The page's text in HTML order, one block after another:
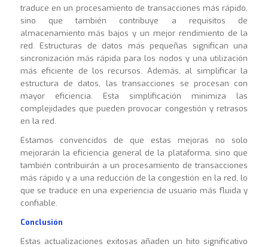
traduce en un procesamiento de transacciones más rápido,
sino que también contribuye a requisitos de
almacenamiento más bajos y un mejor rendimiento de la
red. Estructuras de datos más pequeñas significan una
sincronización más rápida para los nodos y una utilización
más eficiente de los recursos. Además, al simplificar la
estructura de datos, las transacciones se procesan con
mayor eficiencia. Esta simplificación minimiza las
complejidades que pueden provocar congestión y retrasos
en la red.
Estamos convencidos de que estas mejoras no solo
mejorarán la eficiencia general de la plataforma, sino que
también contribuirán a un procesamiento de transacciones
más rápido y a una reducción de la congestión en la red, lo
que se traduce en una experiencia de usuario más fluida y
confiable.
Conclusión
Estas actualizaciones exitosas añaden un hito significativo